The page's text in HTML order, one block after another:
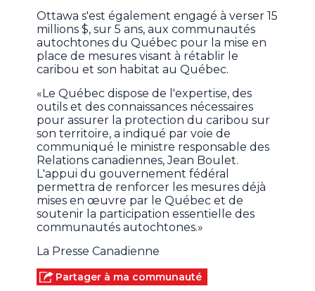
Ottawa s'est également engagé à verser 15
millions $, sur 5 ans, aux communautés
autochtones du Québec pour la mise en
place de mesures visant à rétablir le
caribou et son habitat au Québec.
«Le Québec dispose de l'expertise, des
outils et des connaissances nécessaires
pour assurer la protection du caribou sur
son territoire, a indiqué par voie de
communiqué le ministre responsable des
Relations canadiennes, Jean Boulet.
L'appui du gouvernement fédéral
permettra de renforcer les mesures déjà
mises en œuvre par le Québec et de
soutenir la participation essentielle des
communautés autochtones.»
La Presse Canadienne
Partager à ma communauté